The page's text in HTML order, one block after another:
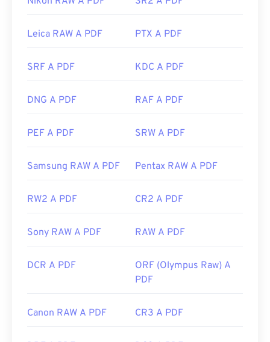
Firefox, possono aprire i PDF autonomamente.
comodo averne uno che si apre automaticamente
vivamenteSumatraPDF oMuPDFse cercate
Sviluppato da:
https://en.wikipedia.org/wiki/
adobe/about-adobe-pdf.html
Leica RAW A PDF PTX A PDF
SRF A PDF KDC A PDF
DNG A PDF RAF A PDF
PEF A PDF SRW A PDF
Samsung RAW A PDF Pentax RAW A PDF
RW2 A PDF CR2 A PDF
Sony RAW A PDF RAW A PDF
DCR A PDF
ORF (Olympus Raw) A
PDF
Canon RAW A PDF CR3 A PDF